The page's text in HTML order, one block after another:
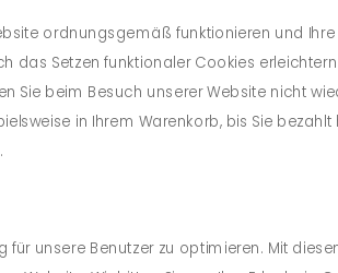
ordnungsgemäß funktionieren und Ihre
das Setzen funktionaler Cookies
Sie beim Besuch unserer Website nicht
in Ihrem Warenkorb, bis Sie bezahlt
unsere Benutzer zu optimieren. Mit